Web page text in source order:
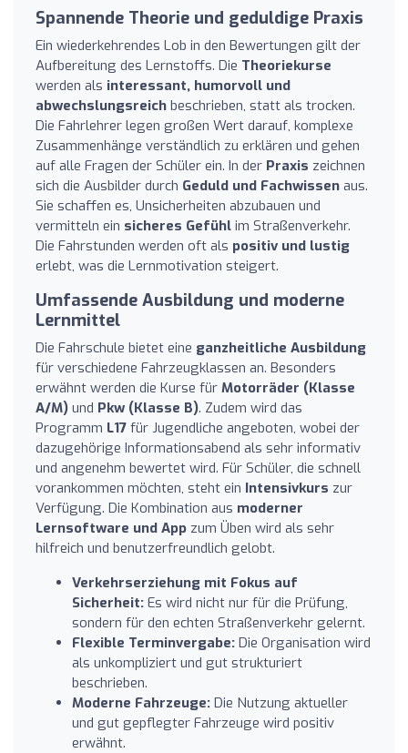
Spannende Theorie und geduldige Praxis
Ein wiederkehrendes Lob in den Bewertungen gilt der
Aufbereitung des Lernstoffs. Die Theoriekurse
werden als interessant, humorvoll und
abwechslungsreich beschrieben, statt als trocken.
Die Fahrlehrer legen großen Wert darauf, komplexe
Zusammenhänge verständlich zu erklären und gehen
auf alle Fragen der Schüler ein. In der Praxis zeichnen
sich die Ausbilder durch Geduld und Fachwissen aus.
Sie schaffen es, Unsicherheiten abzubauen und
vermitteln ein sicheres Gefühl im Straßenverkehr.
Die Fahrstunden werden oft als positiv und lustig
erlebt, was die Lernmotivation steigert.
Umfassende Ausbildung und moderne
Lernmittel
Die Fahrschule bietet eine ganzheitliche Ausbildung
für verschiedene Fahrzeugklassen an. Besonders
erwähnt werden die Kurse für Motorräder (Klasse
A/M) und Pkw (Klasse B). Zudem wird das
Programm L17 für Jugendliche angeboten, wobei der
dazugehörige Informationsabend als sehr informativ
und angenehm bewertet wird. Für Schüler, die schnell
vorankommen möchten, steht ein Intensivkurs zur
Verfügung. Die Kombination aus moderner
Lernsoftware und App zum Üben wird als sehr
hilfreich und benutzerfreundlich gelobt.
Verkehrserziehung mit Fokus auf
Sicherheit: Es wird nicht nur für die Prüfung,
sondern für den echten Straßenverkehr gelernt.
Flexible Terminvergabe: Die Organisation wird
als unkompliziert und gut strukturiert
beschrieben.
Moderne Fahrzeuge: Die Nutzung aktueller
und gut gepflegter Fahrzeuge wird positiv
erwähnt.